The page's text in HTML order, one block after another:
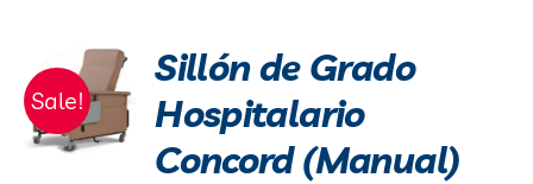
Sale!
Sillón de Grado
Hospitalario
Concord (Manual)